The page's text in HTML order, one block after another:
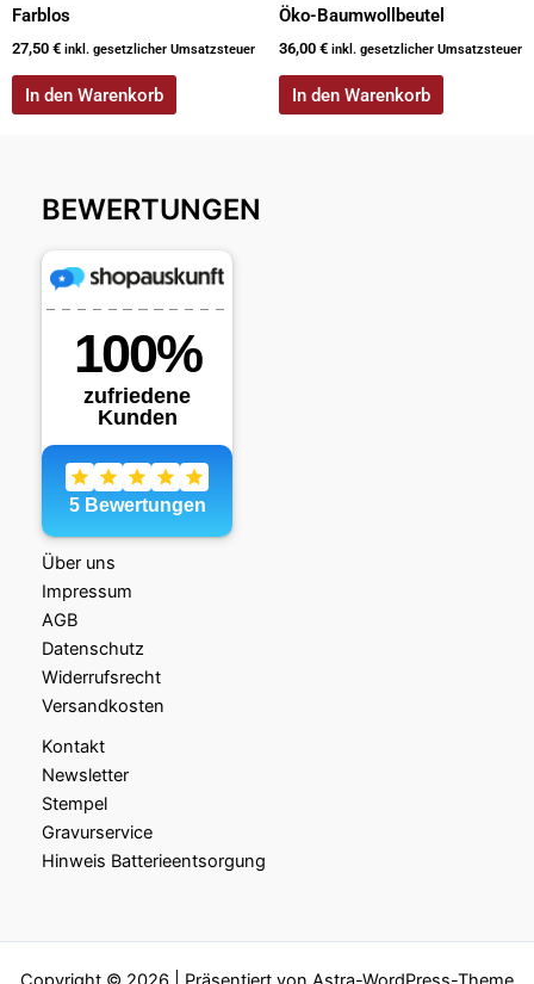
Farblos
27,50 € inkl. gesetzlicher Umsatzsteuer
In den Warenkorb
Öko-Baumwollbeutel
36,00 € inkl. gesetzlicher Umsatzsteuer
In den Warenkorb
BEWERTUNGEN
Über uns
Impressum
AGB
Datenschutz
Widerrufsrecht
Versandkosten
Kontakt
Newsletter
Stempel
Gravurservice
Hinweis Batterieentsorgung